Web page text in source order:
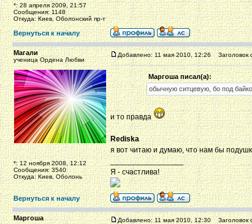
*: 28 апреля 2009, 21:57
Сообщения: 1148
Откуда: Киев, Оболонский пр-т
Вернуться к началу
Магали
ученица Ордена Любви
*: 12 ноября 2008, 12:12
Сообщения: 3540
Откуда: Киев, Оболонь
Добавлено: 11 мая 2010, 12:26 Заголовок
Маргоша писал(а):
обычную ситцевую, бо под
и то правда
Rediska
я вот читаю и думаю, что нам бы
_________________
Я - счастлива!
Вернуться к началу
Маргоша Добавлено: 11 мая 2010, 12:30 Заголовок